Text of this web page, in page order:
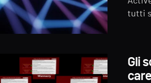
tutti
Gli